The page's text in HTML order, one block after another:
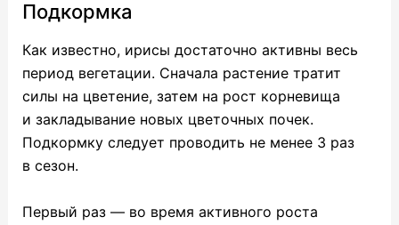
Подкормка
Как известно, ирисы достаточно активны весь
период вегетации. Сначала растение тратит
силы на цветение, затем на рост корневища
и закладывание новых цветочных почек.
Подкормку следует проводить не менее 3 раз
в сезон.
Первый раз — во время активного роста